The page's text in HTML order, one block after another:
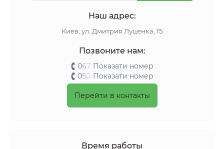
Наш адрес:
Киeв, ул. Дмитрия Луценка, 15
Позвоните нам:
067 Показати номер
050 Показати номер
Перейти в контакты
Время работы